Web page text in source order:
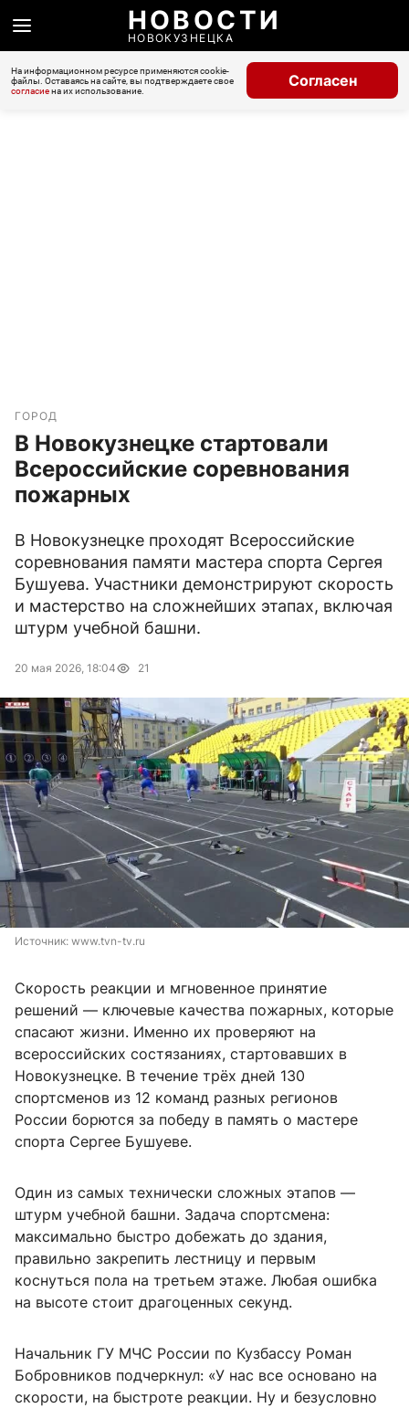
НОВОСТИ
НОВОКУЗНЕЦКА
На информационном ресурсе применяются cookie-
файлы. Оставаясь на сайте, вы подтверждаете свое
согласиена их использование.
Согласен
ГОРОД
В Новокузнецке стартовали
Всероссийские соревнования
пожарных
В Новокузнецке проходят Всероссийские
соревнования памяти мастера спорта Сергея
Бушуева. Участники демонстрируют скорость
и мастерство на сложнейших этапах, включая
штурм учебной башни.
20 мая 2026, 18:04 21
Источник: www.tvn-tv.ru
Скорость реакции и мгновенное принятие
решений — ключевые качества пожарных, которые
спасают жизни. Именно их проверяют на
всероссийских состязаниях, стартовавших в
Новокузнецке. В течение трёх дней 130
спортсменов из 12 команд разных регионов
России борются за победу в память о мастере
спорта Сергее Бушуеве.
Один из самых технически сложных этапов —
штурм учебной башни. Задача спортсмена:
максимально быстро добежать до здания,
правильно закрепить лестницу и первым
коснуться пола на третьем этаже. Любая ошибка
на высоте стоит драгоценных секунд.
Начальник ГУ МЧС России по Кузбассу Роман
Бобровников подчеркнул: «У нас все основано на
скорости, на быстроте реакции. Ну и безусловно